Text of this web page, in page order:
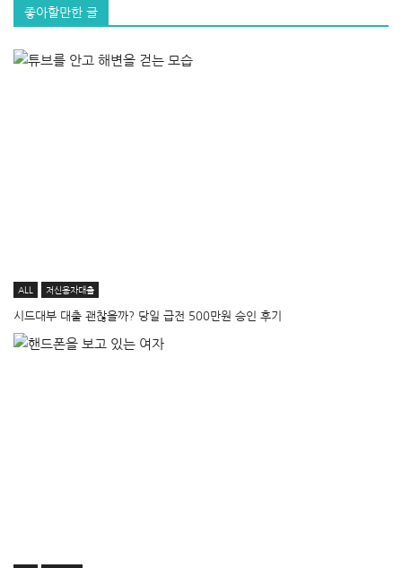
좋아할만한 글
ALL 저신용자대출
시드대부 대출 괜찮을까? 당일 급전 500만원 승인 후기